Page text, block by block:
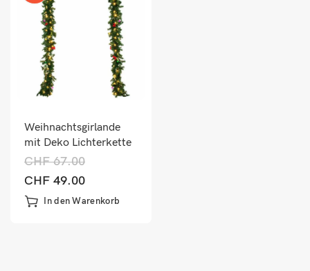
Weihnachtsgirlande
mit Deko Lichterkette
5m 80 x LED
CHF67.00
CHF 49.00
In den Warenkorb